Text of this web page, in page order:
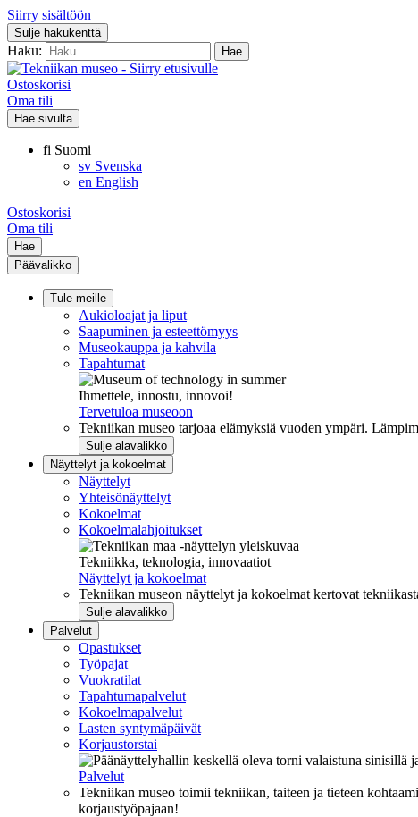
Siirry sisältöön
Sulje hakukenttä
Haku:
Ostoskorisi
Oma tili
Hae sivulta
fi Suomi
sv Svenska
en English
Ostoskorisi
Oma tili
Hae
Päävalikko
Tule meille
Aukioloajat ja liput
Saapuminen ja esteettömyys
Museokauppa ja kahvila
Tapahtumat
Ihmettele, innostu, innovoi!
Tervetuloa museoon
Tekniikan museo tarjoaa elämyksiä vuoden ympäri.
Sulje alavalikko
Näyttelyt ja kokoelmat
Näyttelyt
Yhteisönäyttelyt
Kokoelmat
Kokoelmalahjoitukset
Tekniikka, teknologia, innovaatiot
Näyttelyt ja kokoelmat
Tekniikan museon näyttelyt ja kokoelmat kertovat
Sulje alavalikko
Palvelut
Opastukset
Työpajat
Vuokratilat
Tapahtumapalvelut
Kokoelmapalvelut
Lasten syntymäpäivät
Korjaustorstai
Palvelut
Tekniikan museo toimii tekniikan, taiteen ja tieteen
korjaustyöpajaan!